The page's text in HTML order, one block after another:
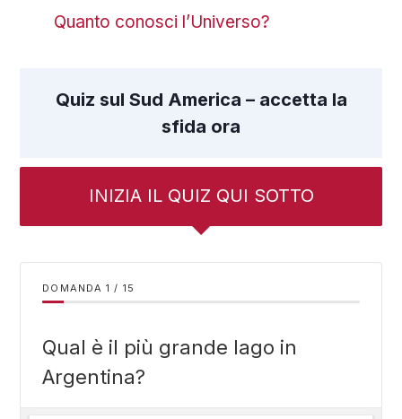
Quanto conosci l’Universo?
Quiz sul Sud America – accetta la
sfida ora
INIZIA IL QUIZ QUI SOTTO
DOMANDA / 15
Qual è il più grande lago in
Argentina?